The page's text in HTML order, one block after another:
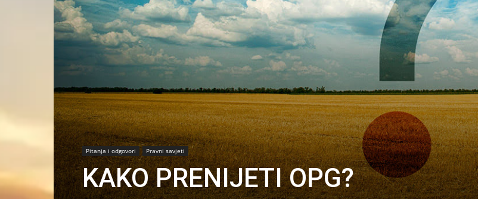
Pitanja i odgovori Pravni savjeti
KAKO PRENIJETI OPG?